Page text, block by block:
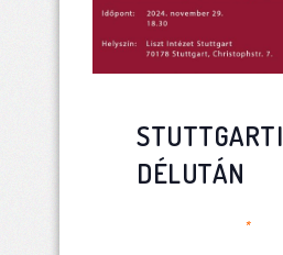
STUTTGARTI
DÉLUTÁN
*